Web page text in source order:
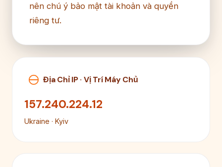
nên chú ý bảo mật tài khoản và quyền
riêng tư.
Địa Chỉ IP · Vị Trí Máy Chủ
157.240.224.12
Ukraine · Kyiv